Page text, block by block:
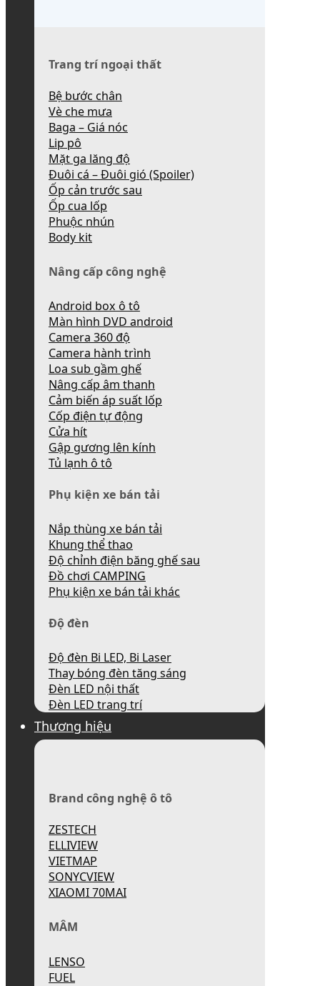
Trang trí ngoại thất
Bệ bước chân
Vè che mưa
Baga – Giá nóc
Lip pô
Mặt ga lăng độ
Đuôi cá – Đuôi gió (Spoiler)
Ốp cản trước sau
Ốp cua lốp
Phuộc nhún
Body kit
Nâng cấp công nghệ
Android box ô tô
Màn hình DVD android
Camera 360 độ
Camera hành trình
Loa sub gầm ghế
Nâng cấp âm thanh
Cảm biến áp suất lốp
Cốp điện tự động
Cửa hít
Gập gương lên kính
Tủ lạnh ô tô
Phụ kiện xe bán tải
Nắp thùng xe bán tải
Khung thể thao
Độ chỉnh điện băng ghế sau
Đồ chơi CAMPING
Phụ kiện xe bán tải khác
Độ đèn
Độ đèn Bi LED, Bi Laser
Thay bóng đèn tăng sáng
Đèn LED nội thất
Đèn LED trang trí
Thương hiệu
Brand công nghệ ô tô
ZESTECH
ELLIVIEW
VIETMAP
SONYCVIEW
XIAOMI 70MAI
MÂM
LENSO
FUEL